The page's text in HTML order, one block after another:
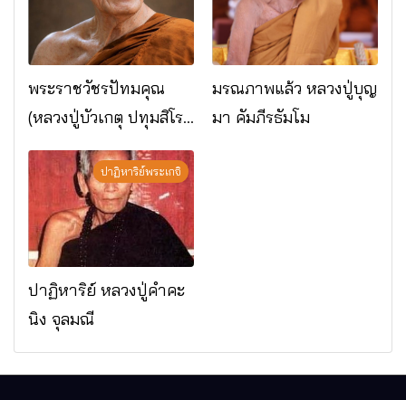
พระราชวัชรปัทมคุณ
(หลวงปู่บัวเกตุ ปทุมสิโร)
มรณภาพแล้ว วัดป่า
ดาราภิรมย์ อ.แม่ริม
จ.เชียงใหม่
มรณภาพแล้ว หลวงปู่บุญ
มา คัมภีรธัมโม
ปาฏิหาริย์พระเกจิ
ปาฏิหาริย์ หลวงปู่คำคะ
นิง จุลมณี